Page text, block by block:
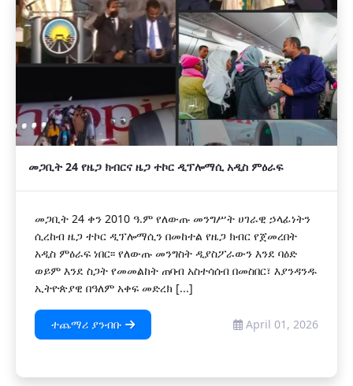
መጋቢት 24 የዜጋ ክብርና ዜጋ ተኮር ዲፕሎማሲ አዲስ ምዕራፍ
መጋቢት 24 ቀን 2010 ዓ.ም የለውጡ መንግሥት ሀገራዊ ኃላፊነትን
ሲረከብ ዜጋ ተኮር ዲፕሎማሲን በመከተል የዜጋ ክብር የጀመረበት
አዲስ ምዕራፍ ነበር፡፡ የለውጡ መንግስት ዲያስፖራውን እንደ ባዕድ
ወይም እንደ ስጋት የመመልከት ጠባብ አስተሳሰብ በመስበር፣ እያንዳንዱ
ኢትዮጵያዊ በዓለም አቀፍ መድረክ [...]
ተጨማሪ ያንብቡ April 01, 2026